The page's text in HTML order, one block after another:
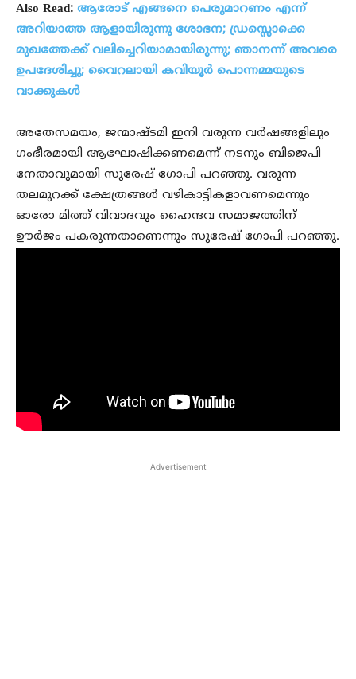
Also Read: ആരോട് എങ്ങനെ പെരുമാറണം എന്ന്
അറിയാത്ത ആളായിരുന്നു ശോഭന; ഡ്രസ്സൊക്കെ
മുഖത്തേക്ക് വലിച്ചെറിയാമായിരുന്നു; ഞാനന്ന് അവരെ
ഉപദേശിച്ചു; വൈറലായി കവിയൂർ പൊന്നമ്മയുടെ
വാക്കുകൾ
അതേസമയം, ജന്മാഷ്ടമി ഇനി വരുന്ന വര്‍ഷങ്ങളിലും
ഗംഭീരമായി ആഘോഷിക്കണമെന്ന് നടനും ബിജെപി
നേതാവുമായി സുരേഷ് ഗോപി പറഞ്ഞു. വരുന്ന
തലമുറക്ക് ക്ഷേത്രങ്ങള്‍ വഴികാട്ടികളാവണമെന്നും
ഓരോ മിത്ത് വിവാദവും ഹൈന്ദവ സമാജത്തിന്
ഊര്‍ജം പകരുന്നതാണെന്നും സുരേഷ് ഗോപി പറഞ്ഞു.
Advertisement